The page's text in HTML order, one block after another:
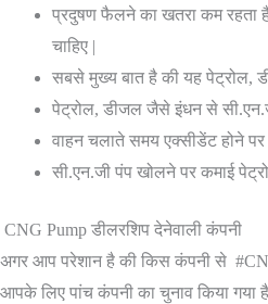
प्रदुषण फैलने का खतरा कम रहता
चाहिए |
सबसे मुख्य बात है की यह पेट्रोल,
पेट्रोल, डीजल जैसे इंधन से
वाहन चलाते समय एक्सीडेंट होने पर
सी.एन.जी पंप खोलने पर कमाई
CNG Pump डीलरशिप देनेवाली कंपनी
अगर आप परेशान है की किस कंपनी से
आपके लिए पांच कंपनी का चुनाव किया